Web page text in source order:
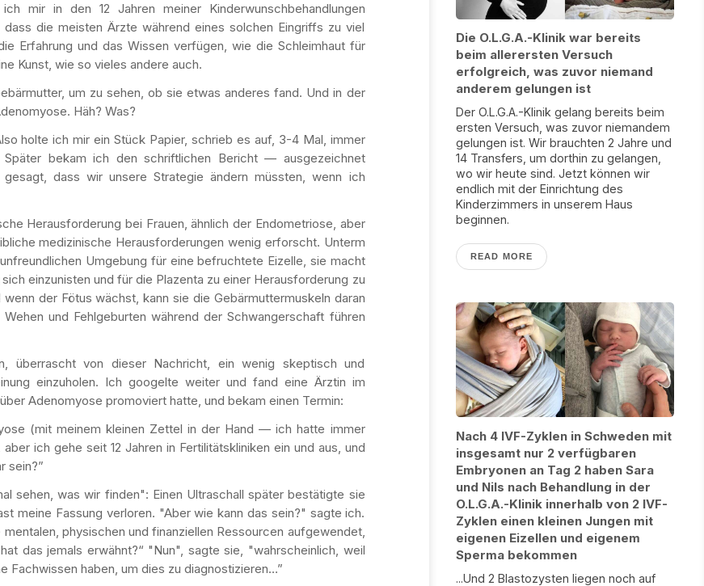
mir in den 12 Jahren meiner Kinderwunschbehandlungen
die meisten Ärzte während eines solchen Eingriffs zu viel
Erfahrung und das Wissen verfügen, wie die Schleimhaut für
Kunst, wie so vieles andere auch.
um zu sehen, ob sie etwas anderes fand. Und in der
Häh? Was?
holte ich mir ein Stück Papier, schrieb es auf, 3-4 Mal, immer
bekam ich den schriftlichen Bericht — ausgezeichnet
dass wir unsere Strategie ändern müssten, wenn ich
Herausforderung bei Frauen, ähnlich der Endometriose, aber
medizinische Herausforderungen wenig erforscht. Unterm
Umgebung für eine befruchtete Eizelle, sie macht
einzunisten und für die Plazenta zu einer Herausforderung zu
der Fötus wächst, kann sie die Gebärmuttermuskeln daran
und Fehlgeburten während der Schwangerschaft führen
überrascht von dieser Nachricht, ein wenig skeptisch und
einzuholen. Ich googelte weiter und fand eine Ärztin im
Adenomyose promoviert hatte, und bekam einen Termin:
(mit meinem kleinen Zettel in der Hand — ich hatte immer
ich gehe seit 12 Jahren in Fertilitätskliniken ein und aus, und
sein?”
sehen, was wir finden": Einen Ultraschall später bestätigte sie
meine Fassung verloren. "Aber wie kann das sein?" sagte ich.
physischen und finanziellen Ressourcen aufgewendet,
das jemals erwähnt?“ "Nun", sagte sie, "wahrscheinlich, weil
Fachwissen haben, um dies zu diagnostizieren…”
Die O.L.G.A.-Klinik war bereits
beim allerersten Versuch
erfolgreich, was zuvor niemand
anderem gelungen ist
Der O.L.G.A.-Klinik gelang bereits beim
ersten Versuch, was zuvor niemandem
gelungen ist. Wir brauchten 2 Jahre und
14 Transfers, um dorthin zu gelangen,
wo wir heute sind. Jetzt können wir
endlich mit der Einrichtung des
Kinderzimmers in unserem Haus
beginnen.
READ MORE
Nach 4 IVF-Zyklen in Schweden mit
insgesamt nur 2 verfügbaren
Embryonen an Tag 2 haben Sara
und Nils nach Behandlung in der
O.L.G.A.-Klinik innerhalb von 2 IVF-
Zyklen einen kleinen Jungen mit
eigenen Eizellen und eigenem
Sperma bekommen
...Und 2 Blastozysten liegen noch auf